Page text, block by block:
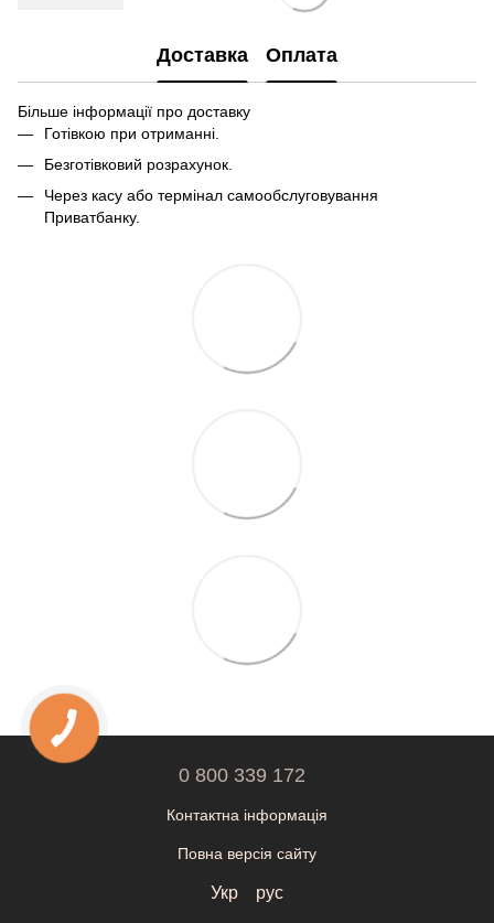
Доставка Оплата
Більше інформації про доставку
Готівкою при отриманні.
Безготівковий розрахунок.
Через касу або термінал самообслуговування
Приватбанку.
0 800 339 172
Контактна інформація
Повна версія сайту
Укр рус